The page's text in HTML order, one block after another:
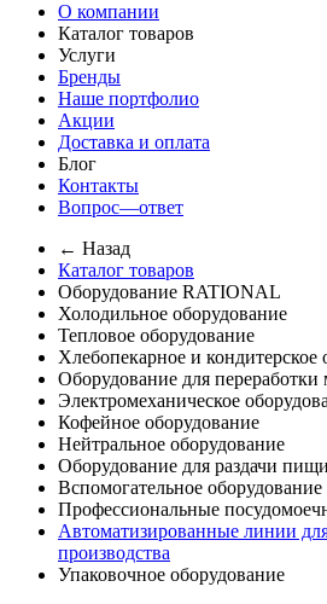
О компании
Каталог товаров
Услуги
Бренды
Наше портфолио
Акции
Доставка и оплата
Блог
Контакты
Вопрос—ответ
← Назад
Каталог товаров
Оборудование RATIONAL
Холодильное оборудование
Тепловое оборудование
Хлебопекарное и кондитерское
Оборудование для переработки
Электромеханическое
Кофейное оборудование
Нейтральное оборудование
Оборудование для раздачи пищи
Вспомогательное
Профессиональные
Автоматизированные линии
производства
Упаковочное оборудование